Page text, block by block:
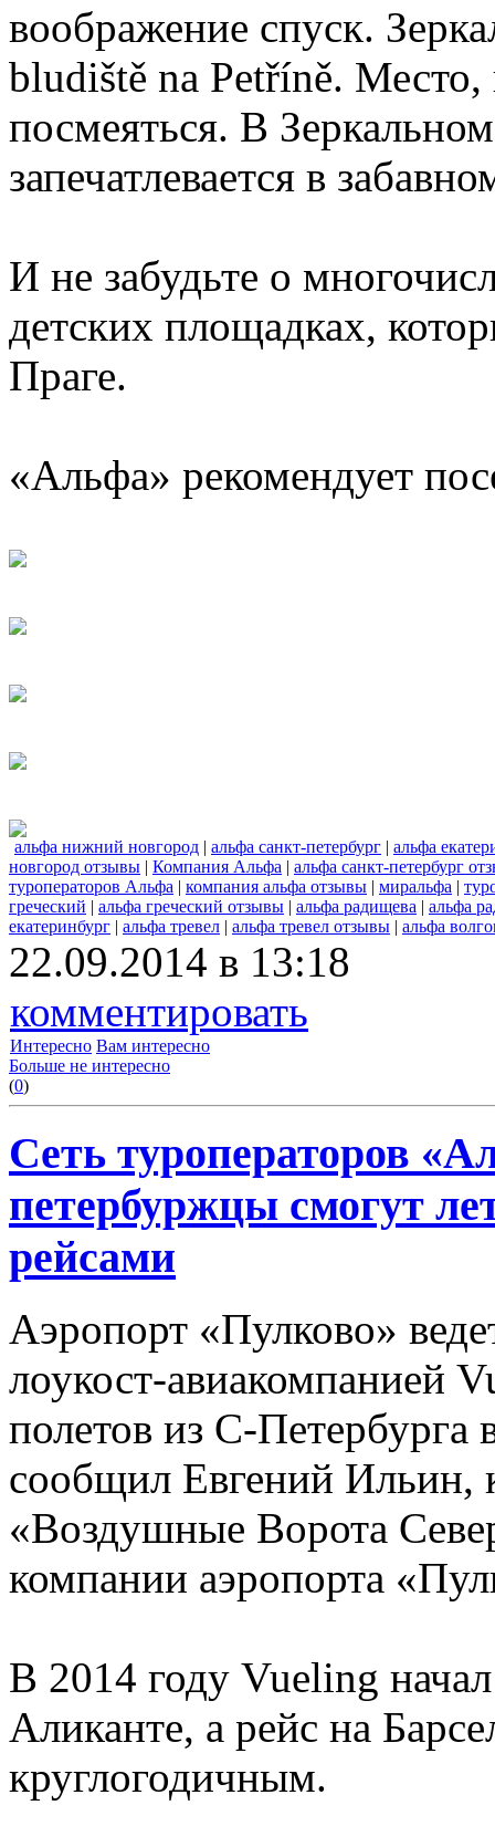
воображение спуск.
bludiště na Petříně. Место,
посмеяться. В
запечатлевается в
И не забудьте о
детских площадках,
Праге.
«Альфа» рекомендует
альфа нижний новгород | альфа санкт-петербург | альфа
новгород отзывы | Компания Альфа | альфа санкт-петербург
туроператоров Альфа | компания альфа отзывы | миральфа |
греческий | альфа греческий отзывы | альфа радищева | альфа
екатеринбург | альфа тревел | альфа тревел отзывы | альфа
22.09.2014 в 13:18
комментировать
Интересно Вам интересно
Больше не интересно
(0)
Сеть туроператоров
петербуржцы смогут
рейсами
Аэропорт «Пулково»
лоукост-авиакомпанией
полетов из С-Петербурга
сообщил Евгений
«Воздушные Ворота
компании аэропорта
В 2014 году Vueling
Аликанте, а рейс на
круглогодичным.